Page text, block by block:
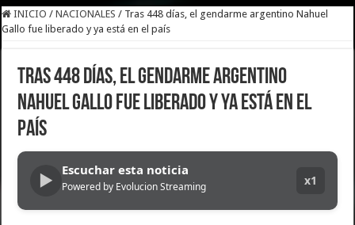
INICIO / NACIONALES / Tras 448 días, el gendarme argentino Nahuel
Gallo fue liberado y ya está en el país
Tras 448 días, el gendarme argentino
Nahuel Gallo fue liberado y ya está en el
país
▶ Escuchar esta noticia
Powered by Evolucion Streaming x1